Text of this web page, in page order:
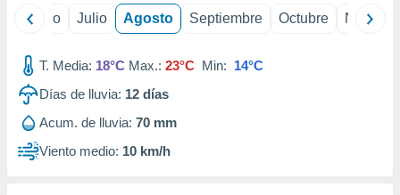
Junio Julio Agosto Septiembre Octubre
T. Media: 18°C Max.: 23°C Min: 14°C
Días de lluvia: 12 días
Acum. de lluvia: 70 mm
Viento medio: 10 km/h